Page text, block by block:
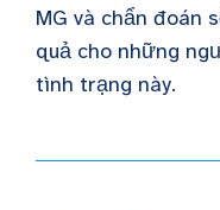
MG và chẩn đoán
quả cho những
tình trạng này.